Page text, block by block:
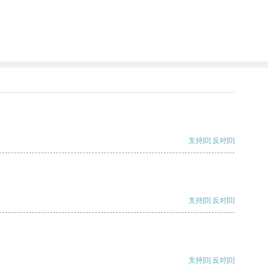
支持[0] 反对[0]
支持[0] 反对[0]
支持[0] 反对[0]